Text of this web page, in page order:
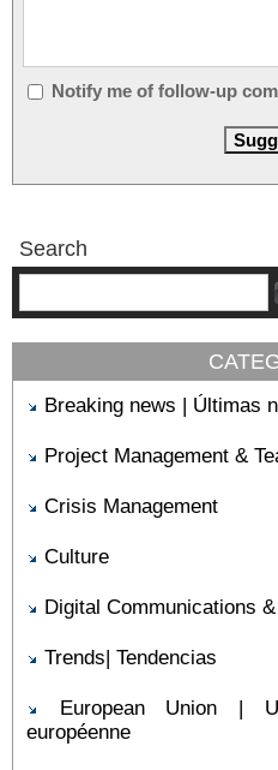
Notify me of follow-up
Search
Breaking news | Últimas
Project Management &
Crisis Management
Culture
Digital Communications
Trends| Tendencias
European Union |
européenne